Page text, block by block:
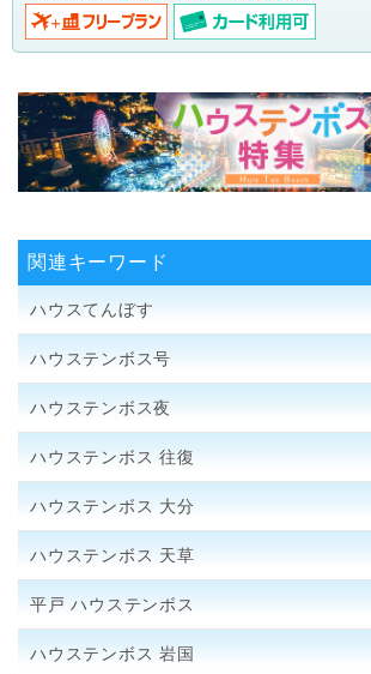
関連キーワード
ハウスてんぼす
ハウステンボス号
ハウステンボス夜
ハウステンボス 往復
ハウステンボス 大分
ハウステンボス 天草
平戸 ハウステンボス
ハウステンボス 岩国